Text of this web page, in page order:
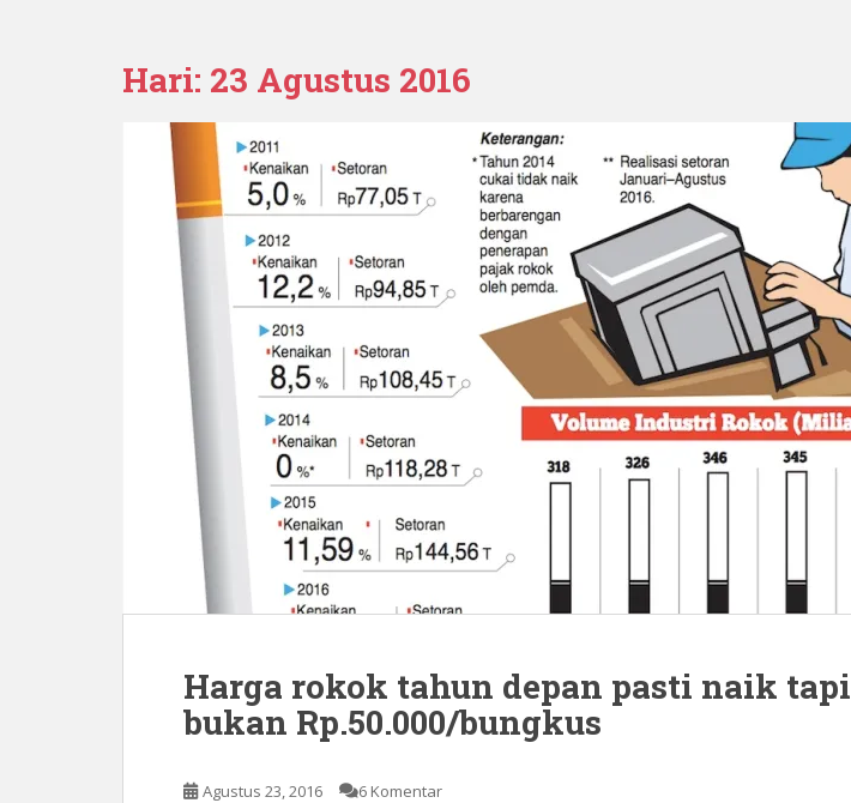
Hari: 23 Agustus 2016
Harga rokok tahun depan pasti naik tapi
bukan Rp.50.000/bungkus
Agustus 23, 2016 6 Komentar